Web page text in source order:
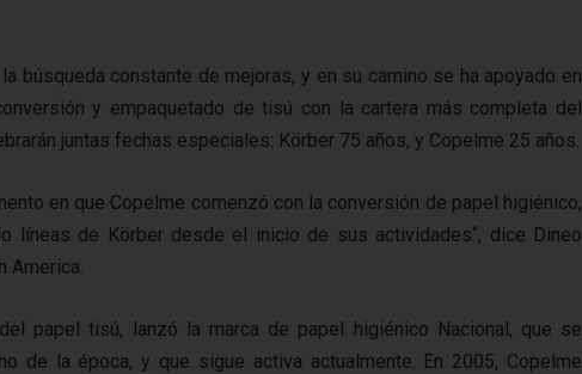
búsqueda constante de mejoras, y en su camino se ha apoyado en
y empaquetado de tisú con la cartera más completa del
juntas fechas especiales: Körber 75 años, y Copelme 25 años.
en que Copelme comenzó con la conversión de papel higiénico,
líneas de Körber desde el inicio de sus actividades“, dice Dineo
America.
papel tisú, lanzó la marca de papel higiénico Nacional, que se
de la época, y que sigue activa actualmente. En 2005, Copelme